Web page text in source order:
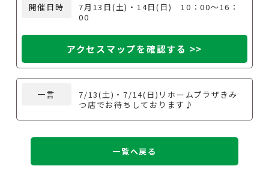
開催日時
7月13日(土)・14日(日) 10：00～16：
00
アクセスマップを確認する >>
一言
7/13(土)・7/14(日)リホームプラザきみ
つ店でお待ちしております♪
一覧へ戻る